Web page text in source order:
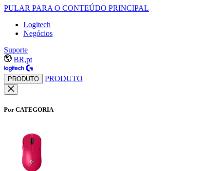
PULAR PARA O CONTEÚDO PRINCIPAL
Logitech
Negócios
Suporte
BR,pt
PRODUTO PRODUTO
Por CATEGORIA